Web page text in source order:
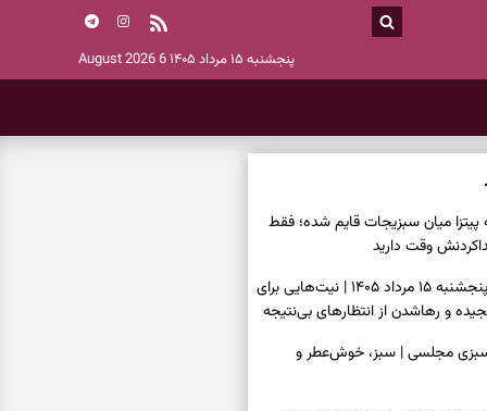
پنجشنبه ۱۵ مرداد ۱۴۰۵ 6 August 2026
پیتزا میان سبزیجات قایم شده؛ فقط
فال ابجد امروز پنجشنبه ۱۵ مرداد ۱۴۰۵ | نیت‌هایی برای
و رهاشدن از انتظارهای بی‌نتیجه
سبزی مجلسی | سبز، خوش‌عطر و